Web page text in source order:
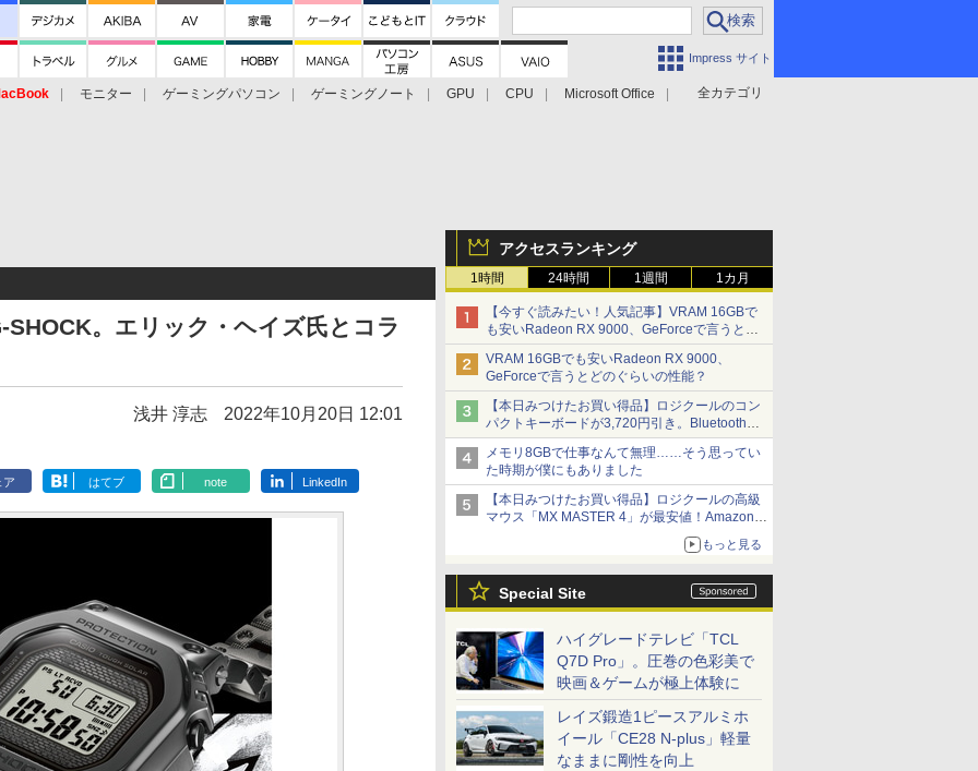
Impress サイト
全カテゴリ
モニター ゲーミングパソコン ゲーミングノート GPU CPU Microsoft Office
アクセスランキング
1時間 24時間 1週間 1カ月
【今すぐ読みたい！人気記事】VRAM 16GBで
も安いRadeon RX 9000、GeForceで言うとど
のぐらいの性能？ - PC Watch
VRAM 16GBでも安いRadeon RX 9000、
GeForceで言うとどのぐらいの性能？
【本日みつけたお買い得品】ロジクールのコン
パクトキーボードが3,720円引き。Bluetoothで3
台接続対応
メモリ8GBで仕事なんて無理……そう思ってい
た時期が僕にもありました
【本日みつけたお買い得品】ロジクールの高級
マウス「MX MASTER 4」が最安値！Amazonで
もっと見る
Special Site
ハイグレードテレビ「TCL
Q7D Pro」。圧巻の色彩美で
映画＆ゲームが極上体験に
レイズ鍛造1ピースアルミホ
イール「CE28 N-plus」軽量
なままに剛性を向上
。エリック・ヘイズ氏とコラ
浅井 淳志 2022年10月20日 12:01
ア はてブ note LinkedIn